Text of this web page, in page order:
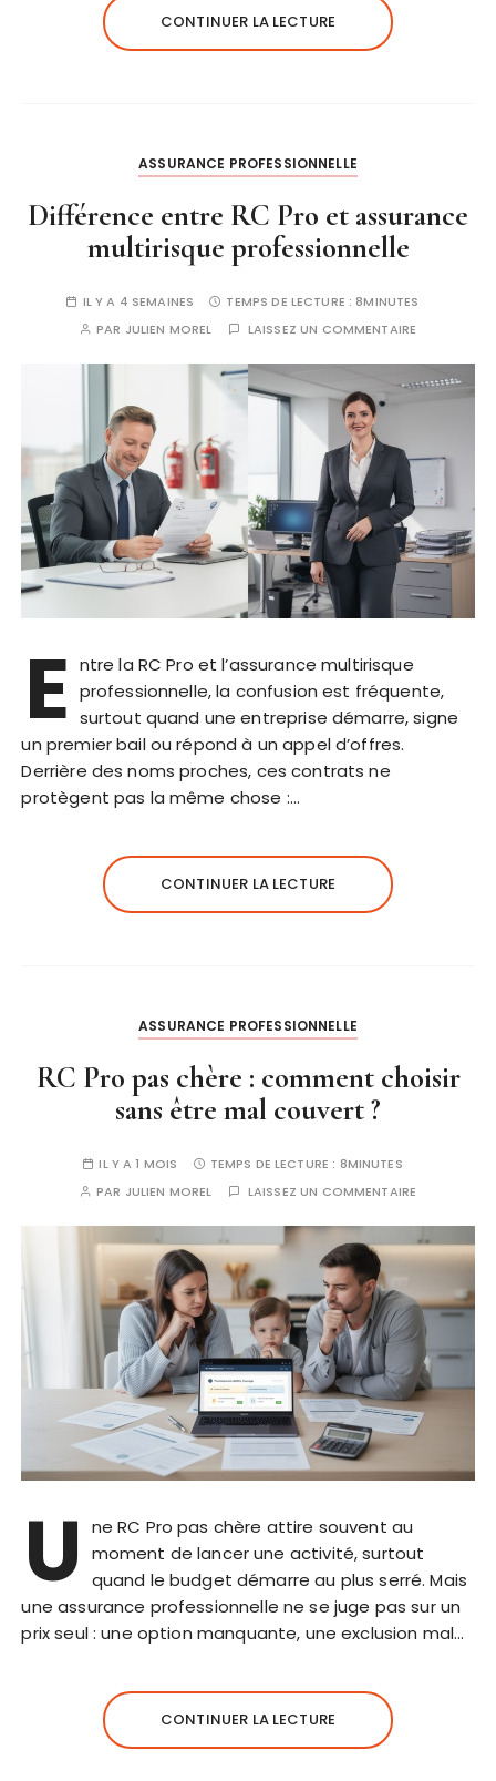
CONTINUER LA LECTURE
ASSURANCE PROFESSIONNELLE
Différence entre RC Pro et assurance
multirisque professionnelle
IL Y A 4 SEMAINES TEMPS DE LECTURE :8MINUTES
PAR JULIEN MOREL LAISSEZ UN COMMENTAIRE
E ntre la RC Pro et l’assurance multirisque
professionnelle, la confusion est fréquente,
surtout quand une entreprise démarre, signe
un premier bail ou répond à un appel d’offres.
Derrière des noms proches, ces contrats ne
protègent pas la même chose :…
CONTINUER LA LECTURE
ASSURANCE PROFESSIONNELLE
RC Pro pas chère : comment choisir
sans être mal couvert ?
IL Y A 1 MOIS TEMPS DE LECTURE : 8MINUTES
PAR JULIEN MOREL LAISSEZ UN COMMENTAIRE
U
ne RC Pro pas chère attire souvent au
moment de lancer une activité, surtout
quand le budget démarre au plus serré. Mais
une assurance professionnelle ne se juge pas sur un
prix seul : une option manquante, une exclusion mal…
CONTINUER LA LECTURE